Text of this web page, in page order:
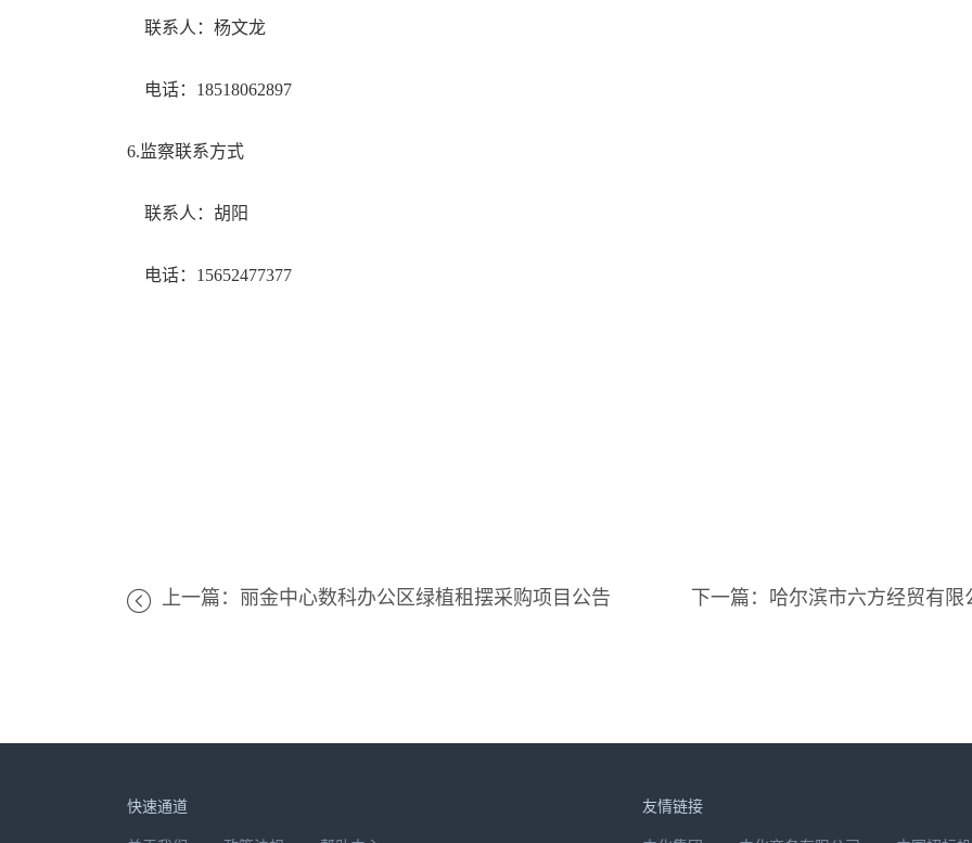
联系人：杨文龙
电话：18518062897
6.监察联系方式
联系人：胡阳
电话：15652477377
上一篇：丽金中心数科办公区绿植租摆采购项目公告 下一篇：哈尔滨市六方经贸有
快速通道 友情链接